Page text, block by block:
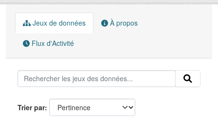
Jeux de données À propos
Flux d'Activité
Trier par